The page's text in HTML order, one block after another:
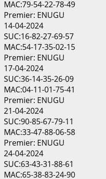
MAC:79-54-22-78-49
Premier: ENUGU
14-04-2024
SUC:16-82-27-69-57
MAC:54-17-35-02-15
Premier: ENUGU
17-04-2024
SUC:36-14-35-26-09
MAC:04-11-01-75-41
Premier: ENUGU
21-04-2024
SUC:90-85-67-79-11
MAC:33-47-88-06-58
Premier: ENUGU
24-04-2024
SUC:63-43-31-88-61
MAC:65-38-83-24-90